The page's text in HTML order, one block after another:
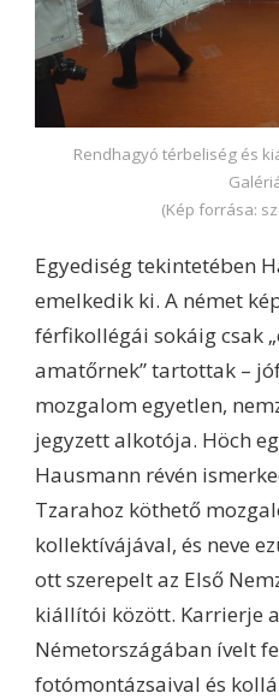
Rendhagyó térbeliség és
(Kép forrása:
Egyediség tekintetében
emelkedik ki. A német
férfikollégái sokáig csak
amatőrnek” tartottak –
mozgalom egyetlen,
jegyzett alkotója. Höch
Hausmann révén
Tzarahoz köthető
kollektívájával, és neve
ott szerepelt az Első
kiállítói között. Karrierje
Németországában ívelt
fotómontázsaival és